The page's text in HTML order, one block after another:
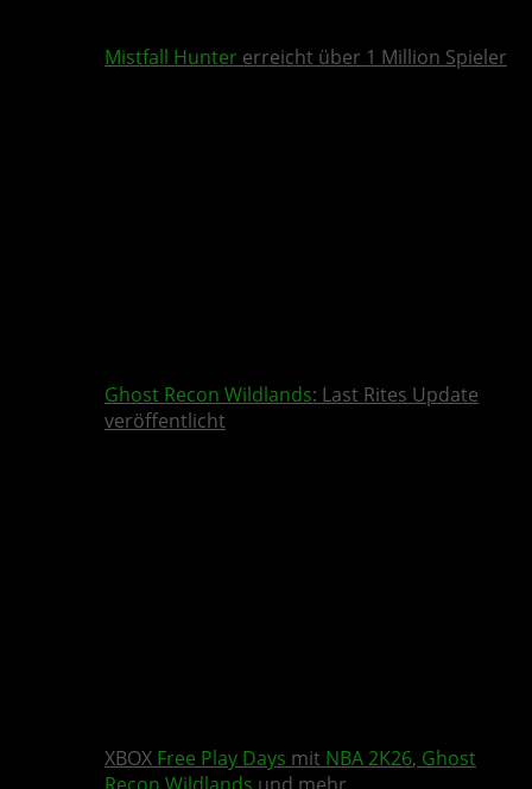
Mistfall Hunter erreicht über 1 Million Spieler
Ghost Recon Wildlands: Last Rites Update
veröffentlicht
XBOX Free Play Days mit NBA 2K26, Ghost